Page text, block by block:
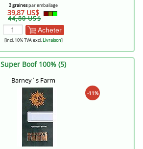
3 grainespar emballage
39,87 US$
44,80 US$
Acheter
[incl. 10% TVA excl.Livraison]
Super Boof 100% (5)
Barney´s Farm
-11%